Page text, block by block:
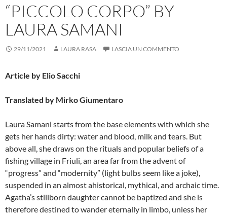
“PICCOLO CORPO” BY
LAURA SAMANI
29/11/2021 LAURA RASA LASCIA UN COMMENTO
Article by Elio Sacchi
Translated by Mirko Giumentaro
Laura Samani starts from the base elements with which she
gets her hands dirty: water and blood, milk and tears. But
above all, she draws on the rituals and popular beliefs of a
fishing village in Friuli, an area far from the advent of
“progress” and “modernity” (light bulbs seem like a joke),
suspended in an almost ahistorical, mythical, and archaic time.
Agatha’s stillborn daughter cannot be baptized and she is
therefore destined to wander eternally in limbo, unless her